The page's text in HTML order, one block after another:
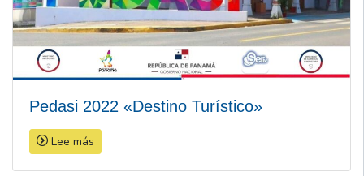
Pedasi 2022 «Destino Turístico»
Lee más